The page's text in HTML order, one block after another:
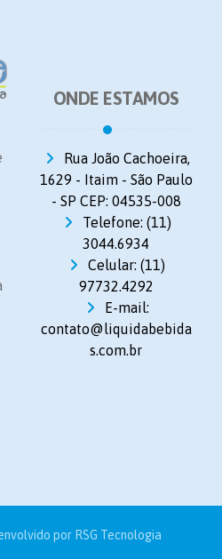
ONDE ESTAMOS
Rua João Cachoeira,
1629 - Itaim - São Paulo
- SP CEP: 04535-008
Telefone: (11)
3044.6934
Celular: (11)
97732.4292
E-mail:
contato@liquidabebida
s.com.br
por RSG Tecnologia